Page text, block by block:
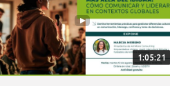
1:05:21